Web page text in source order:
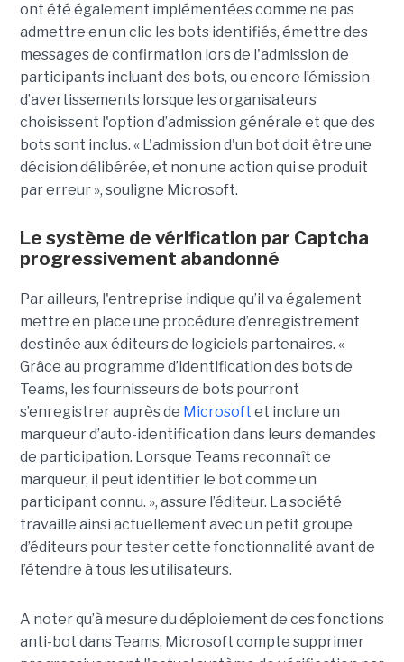
ont été également implémentées comme ne pas
admettre en un clic les bots identifiés, émettre des
messages de confirmation lors de l'admission de
participants incluant des bots, ou encore l’émission
d’avertissements lorsque les organisateurs
choisissent l'option d’admission générale et que des
bots sont inclus. « L'admission d'un bot doit être une
décision délibérée, et non une action qui se produit
par erreur », souligne Microsoft.
Le système de vérification par Captcha
progressivement abandonné
Par ailleurs, l'entreprise indique qu’il va également
mettre en place une procédure d’enregistrement
destinée aux éditeurs de logiciels partenaires. «
Grâce au programme d’identification des bots de
Teams, les fournisseurs de bots pourront
s’enregistrer auprès de Microsoft et inclure un
marqueur d’auto-identification dans leurs demandes
de participation. Lorsque Teams reconnaît ce
marqueur, il peut identifier le bot comme un
participant connu. », assure l’éditeur. La société
travaille ainsi actuellement avec un petit groupe
d’éditeurs pour tester cette fonctionnalité avant de
l’étendre à tous les utilisateurs.
A noter qu’à mesure du déploiement de ces fonctions
anti-bot dans Teams, Microsoft compte supprimer